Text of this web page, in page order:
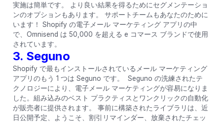
実施は簡単です。 より良い結果を得るためにセグメンテーショ
ンのオプションもあります。 サポートチームもあなたのために
います！ Shopify の電子メール マーケティング アプリの中
で、Omnisend は 50,000 を超える e コマース ブランドで使用
されています。
3. Seguno
Shopify で最もインストールされているメール マーケティング
アプリのもう 1 つは Seguno です。 Seguno の洗練されたテ
クノロジーにより、電子メール マーケティングが容易になりま
した。組み込みのベスト プラクティスとワンクリックの自動化
が販売者に提供されます。 事前に構築されたライブラリは、近
日公開予定、ようこそ、割引リマインダー、放棄されたチェッ